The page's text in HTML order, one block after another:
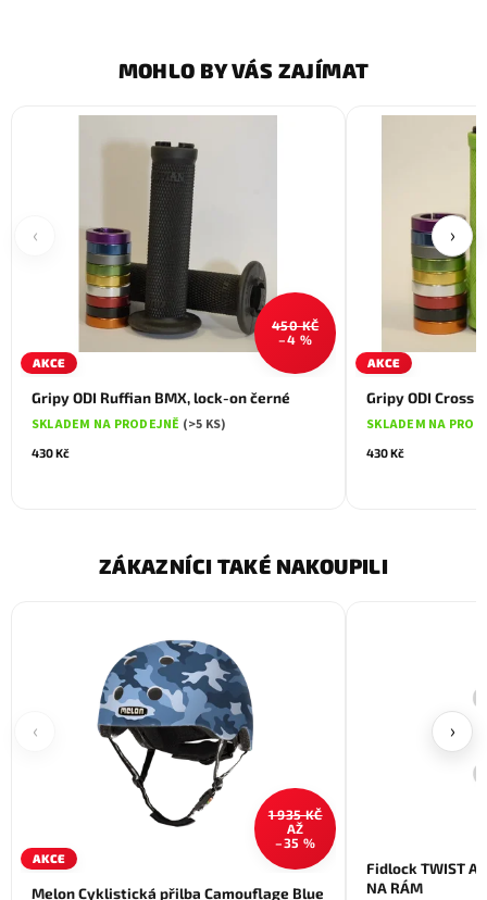
MOHLO BY VÁS ZAJÍMAT
‹
AKCE
450 KČ
–4 %
Gripy ODI Ruffian BMX, lock-on černé
SKLADEM NA PRODEJNĚ (>5 KS)
430 Kč
AKCE
Gripy ODI Cross
SKLADEM NA
430 Kč
›
ZÁKAZNÍCI TAKÉ NAKOUPILI
‹
AKCE
1 935 KČ
AŽ
–35 %
Melon Cyklistická přilba Camouflage Blue
Fidlock TWIST
NA RÁM
›